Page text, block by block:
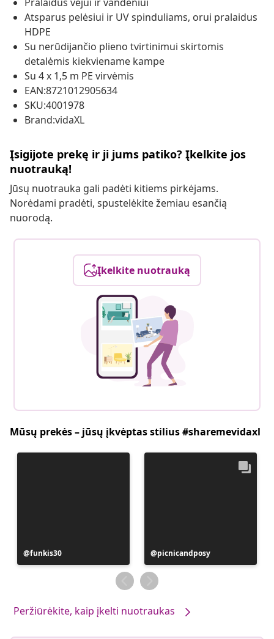
Atsparus pelėsiui ir UV spinduliams, orui pralaidus
HDPE
Su nerūdijančio plieno tvirtinimui skirtomis
detalėmis kiekviename kampe
Su 4 x 1,5 m PE virvėmis
EAN:8721012905634
SKU:4001978
Brand:vidaXL
Įsigijote prekę ir ji jums patiko? Įkelkite jos
nuotrauką!
Jūsų nuotrauka gali padėti kitiems pirkėjams.
Norėdami pradėti, spustelėkite žemiau esančią
nuorodą.
Įkelkite nuotrauką
Mūsų prekės – jūsų įkvėptas stilius #sharemevidaxl
Įrašą
paskelbė
funkis30
Įrašą
paskelbė
picnicandposy
Peržiūrėkite, kaip įkelti nuotraukas